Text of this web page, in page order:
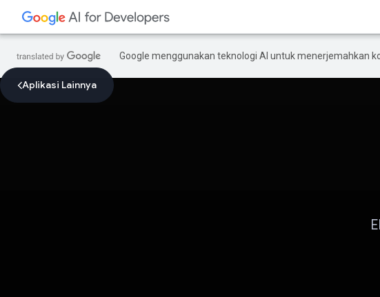
Google menggunakan teknologi AI untuk menerjemahkan
Aplikasi Lainnya